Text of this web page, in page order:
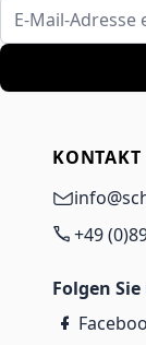
E-Mail-Adresse
KONTAKT
+49
Folgen